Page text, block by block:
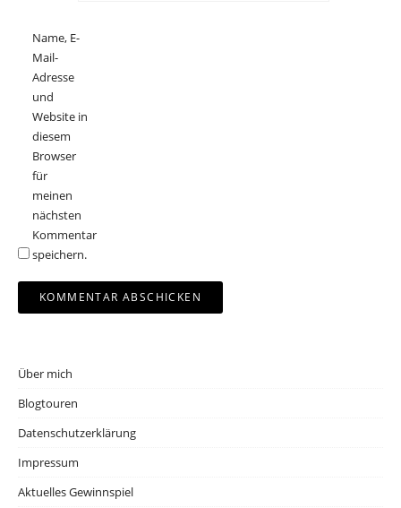
Name, E-
Mail-
Adresse
und
Website in
diesem
Browser
für
meinen
nächsten
Kommentar
speichern.
Über mich
Blogtouren
Datenschutzerklärung
Impressum
Aktuelles Gewinnspiel